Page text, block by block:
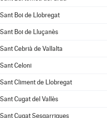
Sant Boi de Llobregat
Sant Boi de Lluçanès
Sant Cebrià de Vallalta
Sant Celoni
Sant Climent de Llobregat
Sant Cugat del Vallès
Sant Cugat Sesgarrigues